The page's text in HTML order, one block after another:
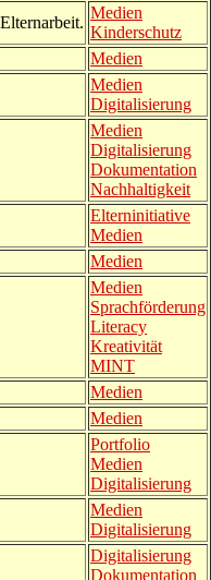
Medien
Kinderschutz
Medien
Medien
Digitalisierung
Medien
Digitalisierung
Dokumentation
Nachhaltigkeit
Elterninitiative
Medien
Medien
Medien
Sprachförderung
Literacy
Kreativität
MINT
Medien
Medien
Portfolio
Medien
Digitalisierung
Medien
Digitalisierung
Digitalisierung
Dokumentation